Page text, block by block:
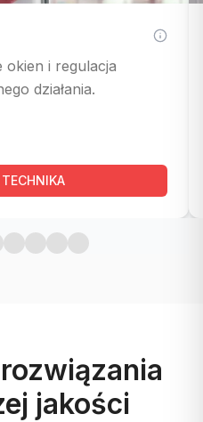
i regulacja
działania.
jakości